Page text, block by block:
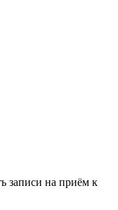
записи на приём к